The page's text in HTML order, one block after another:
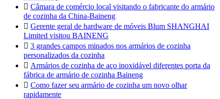
 Câmara de comércio local visitando o fabricante do armário
de cozinha da China-Baineng
 Gerente geral de hardware de móveis Blum SHANGHAI
Limited visitou BAINENG
 3 grandes campos minados nos armários de cozinha
personalizados da cozinha
 Armários de cozinha de aço inoxidável diferentes porta da
fábrica de armário de cozinha Baineng
 Como fazer seu armário de cozinha um novo olhar
rapidamente